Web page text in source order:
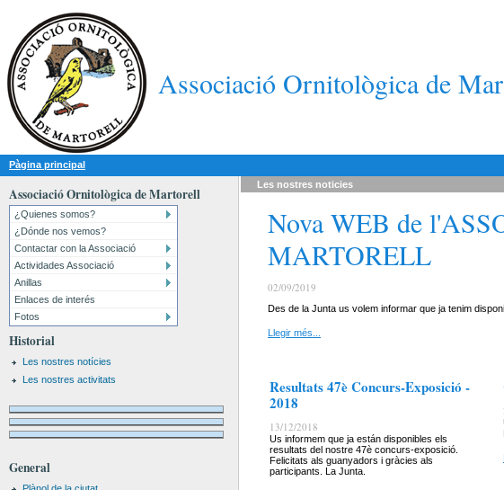
Associació Ornitològica de
Pàgina principal
Associació Ornitològica de Martorell
¿Quienes somos?
¿Dónde nos vemos?
Contactar con la Associació
Actividades Associació
Anillas
Enlaces de interés
Fotos
Historial
Les nostres notícies
Les nostres activitats
General
Les nostres noticies
Nova WEB de
MARTORELL
02/09/2019
Des de la Junta us volem informar que ja tenim
Llegir més...
Resultats 47è Concurs-Exposició -
2018
13/12/2018
Us informem que ja están disponibles els
resultats del nostre 47è concurs-exposició.
Felicitats als guanyadors i gràcies als
participants. La Junta.